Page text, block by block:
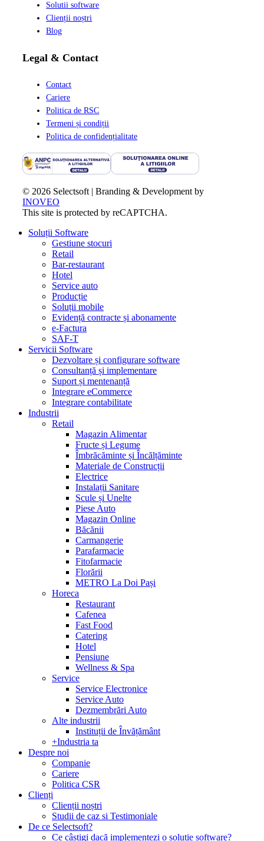
Solutii software
Clienții noștri
Blog
Legal & Contact
Contact
Cariere
Politica de RSC
Termeni și condiții
Politica de confidențialitate
© 2026 Selectsoft | Branding & Development by
INOVEO
This site is protected by reCAPTCHA.
Close
Soluții Software
Gestiune stocuri
Retail
Bar-restaurant
Hotel
Service auto
Producție
Soluții mobile
Evidență contracte și abonamente
e-Factura
SAF-T
Servicii Software
Dezvoltare și configurare software
Consultanță și implementare
Suport și mentenanță
Integrare eCommerce
Integrare contabilitate
Industrii
Retail
Magazin Alimentar
Fructe și Legume
Îmbrăcăminte și Încălțăminte
Materiale de Construcții
Electrice
Instalații Sanitare
Scule și Unelte
Piese Auto
Magazin Online
Băcănii
Carmangerie
Parafarmacie
Fitofarmacie
Florării
METRO La Doi Pași
Horeca
Restaurant
Cafenea
Fast Food
Catering
Hotel
Pensiune
Wellness & Spa
Service
Service Electronice
Service Auto
Dezmembrări Auto
Alte industrii
Instituții de Învățământ
+Industria ta
Despre noi
Companie
Cariere
Politica CSR
Clienți
Clienții noștri
Studii de caz si Testimoniale
De ce Selectsoft?
Ce câștigi dacă implementezi o soluție software?